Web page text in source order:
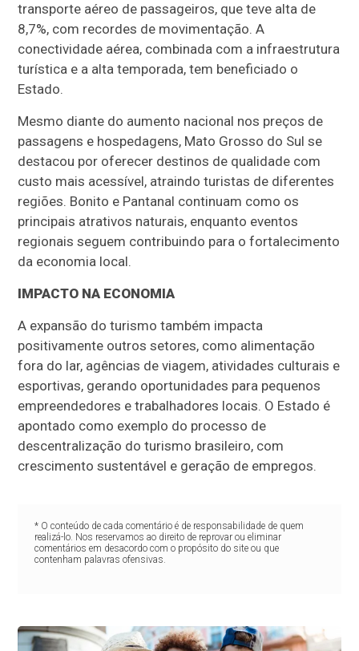
transporte aéreo de passageiros, que teve alta de
8,7%, com recordes de movimentação. A
conectividade aérea, combinada com a infraestrutura
turística e a alta temporada, tem beneficiado o
Estado.
Mesmo diante do aumento nacional nos preços de
passagens e hospedagens, Mato Grosso do Sul se
destacou por oferecer destinos de qualidade com
custo mais acessível, atraindo turistas de diferentes
regiões. Bonito e Pantanal continuam como os
principais atrativos naturais, enquanto eventos
regionais seguem contribuindo para o fortalecimento
da economia local.
IMPACTO NA ECONOMIA
A expansão do turismo também impacta
positivamente outros setores, como alimentação
fora do lar, agências de viagem, atividades culturais e
esportivas, gerando oportunidades para pequenos
empreendedores e trabalhadores locais. O Estado é
apontado como exemplo do processo de
descentralização do turismo brasileiro, com
crescimento sustentável e geração de empregos.
* O conteúdo de cada comentário é de responsabilidade de quem
realizá-lo. Nos reservamos ao direito de reprovar ou eliminar
comentários em desacordo com o propósito do site ou que
contenham palavras ofensivas.